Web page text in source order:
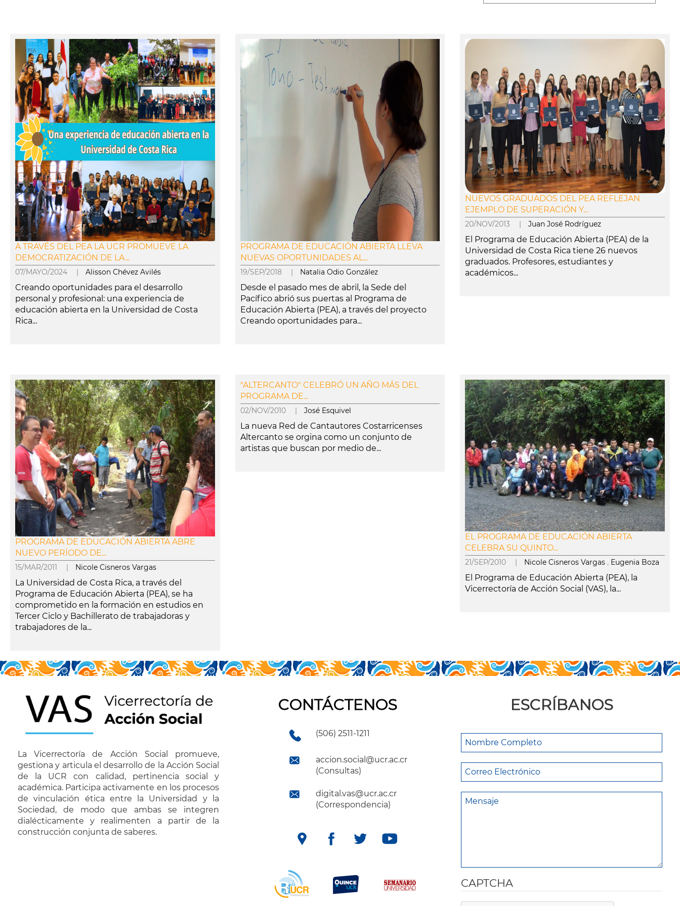
A TRAVÉS DEL PEA LA UCR PROMUEVE LA
DEMOCRATIZACIÓN DE LA...
07/MAYO/2024 | Alisson Chévez Avilés
Creando oportunidades para el desarrollo
personal y profesional: una experiencia de
educación abierta en la Universidad de Costa
Rica...
PROGRAMA DE EDUCACIÓN ABIERTA LLEVA
NUEVAS OPORTUNIDADES AL...
19/SEP/2018 | Natalia Odio González
Desde el pasado mes de abril, la Sede del
Pacífico abrió sus puertas al Programa de
Educación Abierta (PEA), a través del proyecto
Creando oportunidades para...
NUEVOS GRADUADOS DEL PEA REFLEJAN
EJEMPLO DE SUPERACIÓN Y...
20/NOV/2013 |Juan José Rodríguez
El Programa de Educación Abierta (PEA) de la
Universidad de Costa Rica tiene 26 nuevos
graduados. Profesores, estudiantes y
académicos...
PROGRAMA DE EDUCACIÓN ABIERTA ABRE
NUEVO PERÍODO DE...
15/MAR/2011 | Nicole Cisneros Vargas
La Universidad de Costa Rica, a través del
Programa de Educación Abierta (PEA), se ha
comprometido en la formación en estudios en
Tercer Ciclo y Bachillerato de trabajadoras y
trabajadores de la...
"ALTERCANTO" CELEBRÓ UN AÑO MÁS DEL
PROGRAMA DE...
02/NOV/2010 | José Esquivel
La nueva Red de Cantautores Costarricenses
Altercanto se orgina como un conjunto de
artistas que buscan por medio de...
EL PROGRAMA DE EDUCACIÓN ABIERTA
CELEBRA SU QUINTO...
21/SEP/2010 | Nicole Cisneros Vargas , Eugenia Boza
El Programa de Educación Abierta (PEA), la
Vicerrectoría de Acción Social (VAS), la...
La Vicerrectoría de Acción Social promueve,
gestiona y articula el desarrollo de la Acción Social
de la UCR con calidad, pertinencia social y
académica. Participa activamente en los procesos
de vinculación ética entre la Universidad y la
Sociedad, de modo que ambas se integren
dialécticamente y realimenten a partir de la
construcción conjunta de saberes.
CONTÁCTENOS
(506) 2511-1211
accion.social@ucr.ac.cr
(Consultas)
digital.vas@ucr.ac.cr
(Correspondencia)
ESCRÍBANOS
CAPTCHA